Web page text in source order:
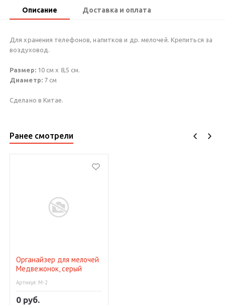
Описание Доставка и оплата
Для хранения телефонов, напитков и др. мелочей. Крепиться за
воздуховод.
Размер:10 см х 8,5 см.
Диаметр:7 см
Сделано в Китае.
Ранее смотрели
Органайзер для мелочей
Медвежонок, серый
Артикул: М-2
0 руб.